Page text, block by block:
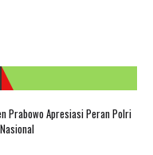
Prabowo Apresiasi Peran Polri